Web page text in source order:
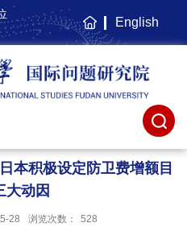
主
页
English
本积极设定防卫费增额目
大动因
28 浏览次数： 528